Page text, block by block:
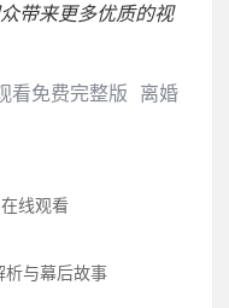
带来更多优质的视
看免费完整版
离婚
线观看
析与幕后故事